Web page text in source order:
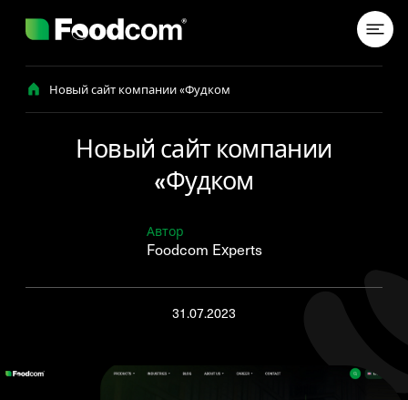
Новый сайт компании «Фудком
Новый сайт компании
«Фудком
Автор
Foodcom Experts
31.07.2023